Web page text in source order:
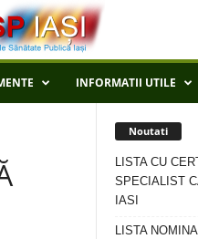
INFORMATII UTILE
Noutati
LISTA CU
SPECIALIST
IASI
LISTA